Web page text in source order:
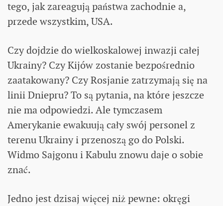
tego, jak zareagują państwa zachodnie a,
przede wszystkim, USA.
Czy dojdzie do wielkoskalowej inwazji całej
Ukrainy? Czy Kijów zostanie bezpośrednio
zaatakowany? Czy Rosjanie zatrzymają się na
linii Dniepru? To są pytania, na które jeszcze
nie ma odpowiedzi. Ale tymczasem
Amerykanie ewakuują cały swój personel z
terenu Ukrainy i przenoszą go do Polski.
Widmo Sajgonu i Kabulu znowu daje o sobie
znać.
Jedno jest dzisaj więcej niż pewne: okręgi